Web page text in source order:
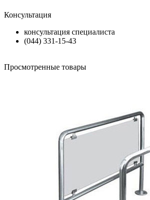
Консультация
консультация специалиста
(044) 331-15-43
Просмотренные товары